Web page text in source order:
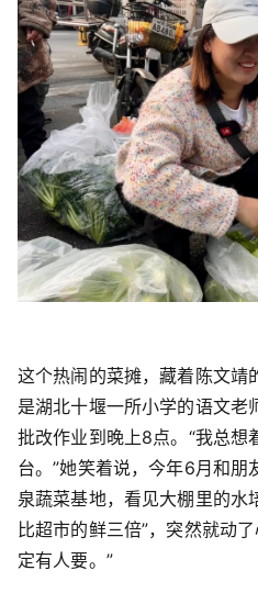
这个热闹的菜摊，藏着陈文
是湖北十堰一所小学的语文老
批改作业到晚上8点。“我总想
台。”她笑着说，今年6月和朋
泉蔬菜基地，看见大棚里的水
比超市的鲜三倍”，突然就动
定有人要。”